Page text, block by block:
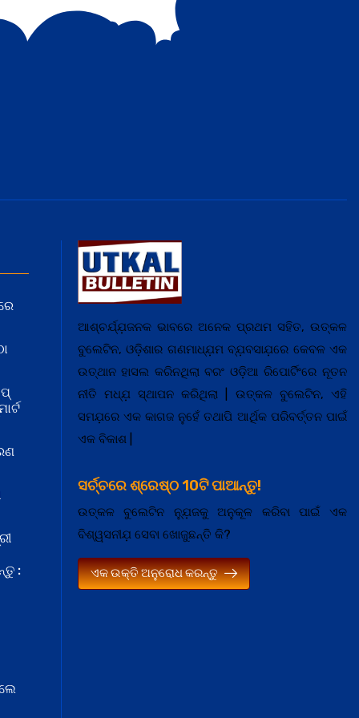
:
ଆଶ୍ଚର୍ଯ୍ଯ଼ଜନକ ଭାବରେ ଅନେକ ପ୍ରଥମ ସହିତ, ଉତ୍କଳ
ବୁଲେଟିନ, ଓଡ଼ିଶାର ଗଣମାଧ୍ଯ଼ମ ବ୍ଯ଼ବସାଯ଼ରେ କେବଳ ଏକ
ଉତ୍ଥାନ ହାସଲ କରିନଥିଲା ବରଂ ଓଡ଼ିଆ ରିପୋର୍ଟିଂରେ ନୂତନ
ନୀତି ମଧ୍ଯ଼ ସ୍ଥାପନ କରିଥିଲା | ଉତ୍କଳ ବୁଲେଟିନ, ଏହି
ସମଯ଼ରେ ଏକ କାଗଜ ନୁହେଁ ତଥାପି ଆର୍ଥିକ ପରିବର୍ତ୍ତନ ପାଇଁ
ଏକ ବିକାଶ |
ସର୍ଚ୍ଚରେ ଶ୍ରେଷ୍ଠ 10ଟି ପାଆନ୍ତୁ!
ଉତ୍କଳ ବୁଲେଟିନ ନ୍ଯ଼ୁଜକୁ ଅନୁକୂଳ କରିବା ପାଇଁ ଏକ
ବିଶ୍ୱସନୀଯ଼ ସେବା ଖୋଜୁଛନ୍ତି କି?
ଏକ ଉକ୍ତି ଅନୁରୋଧ କରନ୍ତୁ